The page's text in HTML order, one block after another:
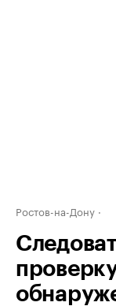
Ростов-на-Дону